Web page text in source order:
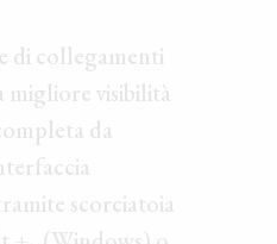
di collegamenti
migliore visibilità
da
scorciatoia